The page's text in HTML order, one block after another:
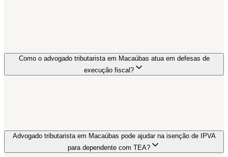
Como o advogado tributarista em Macaúbas atua em defesas de
execução fiscal?
Advogado tributarista em Macaúbas pode ajudar na isenção de IPVA
para dependente com TEA?